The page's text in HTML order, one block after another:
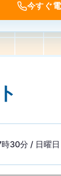
今すぐ
30分 / 日曜日